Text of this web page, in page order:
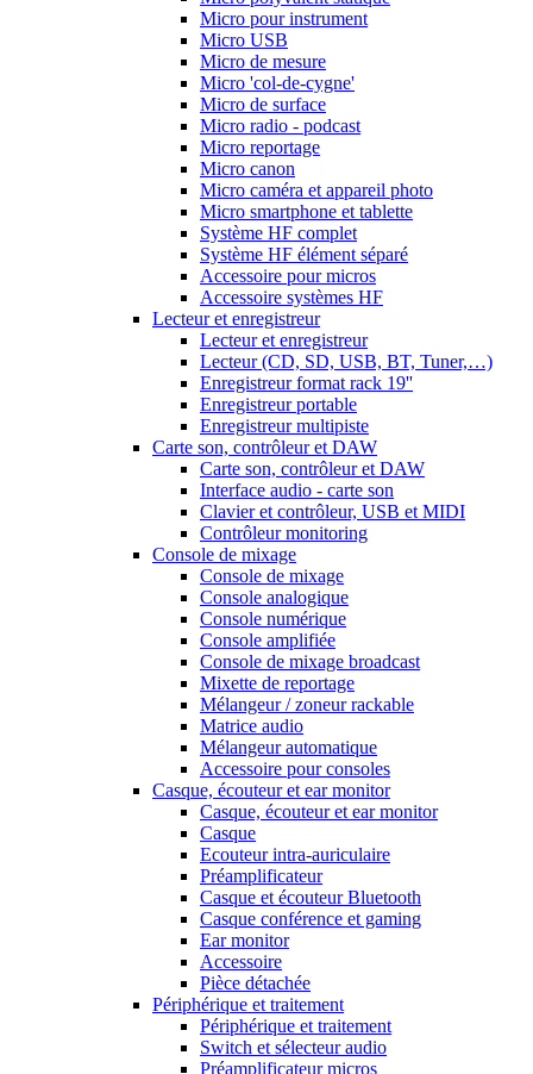
Micro pour instrument
Micro USB
Micro de mesure
Micro 'col-de-cygne'
Micro de surface
Micro radio - podcast
Micro reportage
Micro canon
Micro caméra et appareil photo
Micro smartphone et tablette
Système HF complet
Système HF élément séparé
Accessoire pour micros
Accessoire systèmes HF
Lecteur et enregistreur
Lecteur et enregistreur
Lecteur (CD, SD, USB, BT, Tuner,…)
Enregistreur format rack 19''
Enregistreur portable
Enregistreur multipiste
Carte son, contrôleur et DAW
Carte son, contrôleur et DAW
Interface audio - carte son
Clavier et contrôleur, USB et MIDI
Contrôleur monitoring
Console de mixage
Console de mixage
Console analogique
Console numérique
Console amplifiée
Console de mixage broadcast
Mixette de reportage
Mélangeur / zoneur rackable
Matrice audio
Mélangeur automatique
Accessoire pour consoles
Casque, écouteur et ear monitor
Casque, écouteur et ear monitor
Casque
Ecouteur intra-auriculaire
Préamplificateur
Casque et écouteur Bluetooth
Casque conférence et gaming
Ear monitor
Accessoire
Pièce détachée
Périphérique et traitement
Périphérique et traitement
Switch et sélecteur audio
Préamplificateur micros